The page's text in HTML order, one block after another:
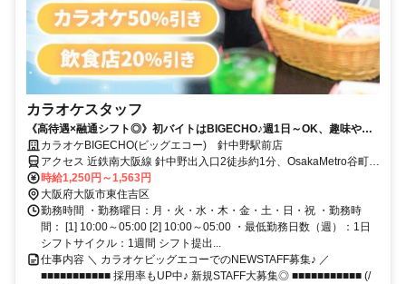
カラオケスタッフ
《高待遇×融通シフト◎》初バイトはBIGECHO♪週1日～OK、趣味やプ
ライベートとの両立もしやすい◎
カラオケBIGECHO(ビッグエコー) 針中野駅前店
アクセス 近鉄南大阪線 針中野出入口2徒歩約1分、OsakaMetro谷町線
駒川中野2番口(ICカード専用)徒歩約5分、近鉄南大阪線 今川（大阪
府）徒歩約14分
時給1,250円～1,563円
大阪府大阪市東住吉区
勤務時間 ・勤務曜日：月・火・水・木・金・土・日・祝 ・勤務時
間： [1] 10:00～05:00 [2] 10:00～05:00 ・最低勤務日数（週）：1日
シフトサイクル：1週間 シフト提出...
仕事内容 ＼ カラオケビッグエコーでのNEWSTAFF募集♪ ／
■■■■■■■■■■■ 採用率もUP中♪ 新規STAFF大募集◎ ■■■■■■■■■■■ (/